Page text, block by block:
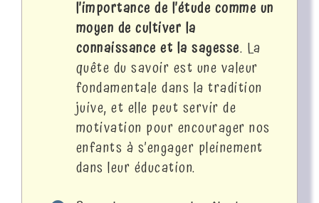
l’importance de l’étude comme un
moyen de cultiver la
connaissance et la sagesse. La
quête du savoir est une valeur
fondamentale dans la tradition
juive, et elle peut servir de
motivation pour encourager nos
enfants à s’engager pleinement
dans leur éducation.